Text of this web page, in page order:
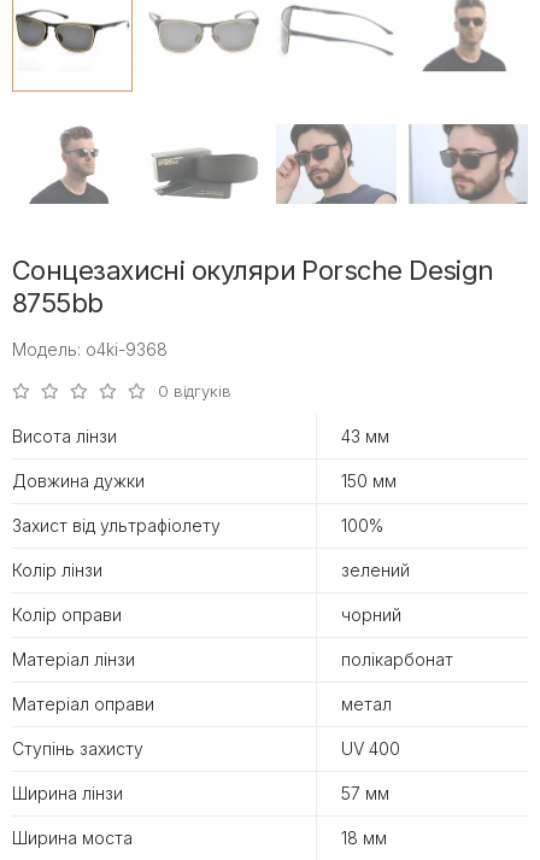
Сонцезахисні окуляри Porsche Design
8755bb
Модель: o4ki-9368
0 відгуків
Висота лінзи 43 мм
Довжина дужки 150 мм
Захист від ультрафіолету 100%
Колір лінзи зелений
Колір оправи чорний
Матеріал лінзи полікарбонат
Матеріал оправи метал
Ступінь захисту UV 400
Ширина лінзи 57 мм
Ширина моста 18 мм